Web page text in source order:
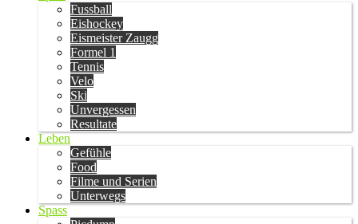
Fussball
Eishockey
Eismeister Zaugg
Formel 1
Tennis
Velo
Ski
Unvergessen
Resultate
Leben
Gefühle
Food
Filme und Serien
Unterwegs
Spass